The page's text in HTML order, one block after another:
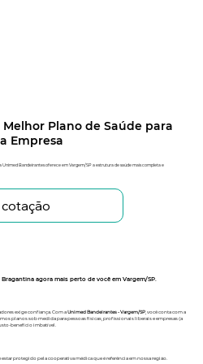
Plano de Saúde para
Empresa
Bandeirantes oferece em Vargem/SP a estrutura de saúde mais completa e
agora mais perto de você em Vargem/SP.
exige confiança. Com aUnimed Bandeirantes - Vargem/SP, você conta com a
planos sob medida para pessoas físicas, profissionais liberais e empresas (a
benefício imbatível.
protegido pela cooperativa médica que é referência em nossa região.